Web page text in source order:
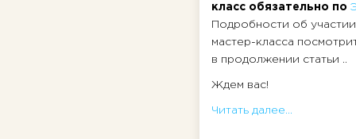
класс обязательно по
Подробности об
мастер-класса
в продолжении статьи ..
Ждем вас!
Читать далее...